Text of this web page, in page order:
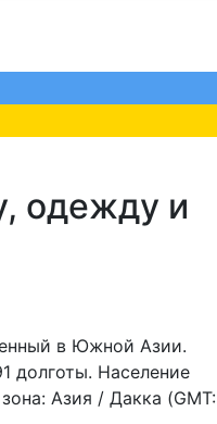
одежду и
в Южной Азии.
долготы. Население
Азия / Дакка (GMT: